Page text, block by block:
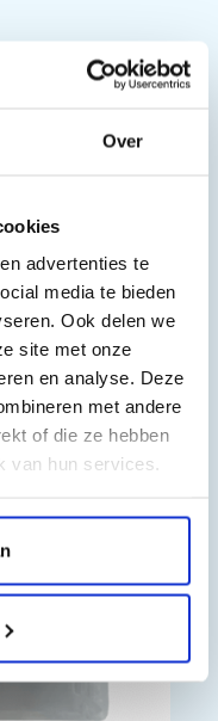
Over
advertenties te
media te bieden
Ook delen we
site met onze
en analyse. Deze
met andere
of die ze hebben
van hun services.
Als